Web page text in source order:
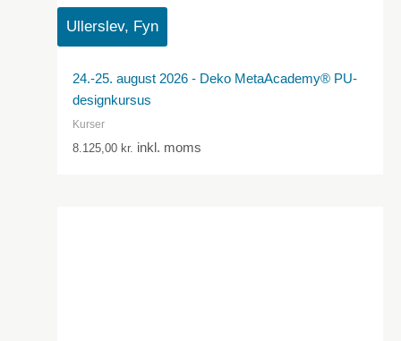
Ullerslev, Fyn
24.-25. august 2026 - Deko MetaAcademy® PU-
designkursus
Kurser
8.125,00 kr. inkl. moms